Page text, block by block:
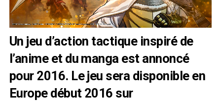
Un jeu d’action tactique inspiré de
l’anime et du manga est annoncé
pour 2016. Le jeu sera disponible en
Europe début 2016 sur